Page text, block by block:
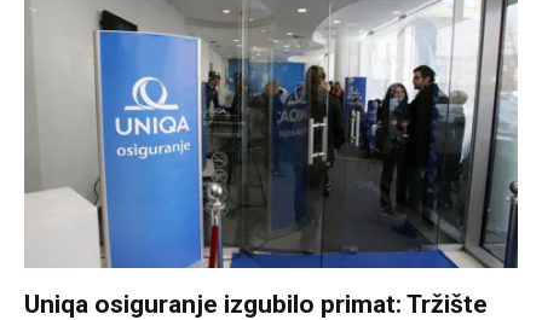
Uniqa osiguranje izgubilo primat: Tržište